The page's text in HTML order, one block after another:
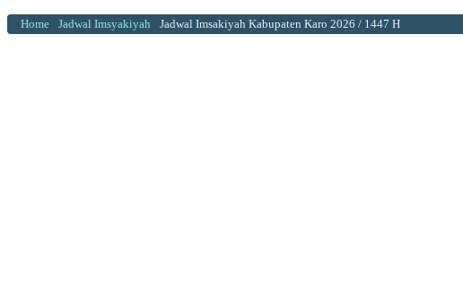
Home Jadwal Imsyakiyah Jadwal Imsakiyah Kabupaten Karo 2026 / 1447 H